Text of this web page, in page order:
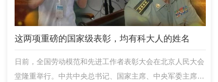
这两项重磅的国家级表彰，均有科大人的姓名
日前，全国劳动模范和先进工作者表彰大会在北京人民大会
堂隆重举行。中共中央总书记、国家主席、中央军委主席习